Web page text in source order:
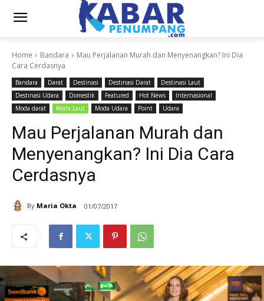
Home Bandara
Mau Perjalanan Murah dan Menyenangkan? Ini Dia
Cara Cerdasnya
Bandara Darat Destinasi Destinasi Darat
Destinasi Laut
Destinasi Udara
Domestik Featured Hot News
Internasional
Moda darat
Moda Laut Moda Udara Point Udara
Mau Perjalanan Murah dan
Menyenangkan? Ini Dia Cara
Cerdasnya
By Maria Okta 01/07/2017